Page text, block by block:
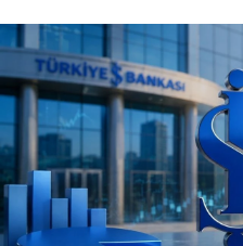
Şirket Haberleri
Borsa Gundem
BIST 100 Isı Haritası
Coin Isı Haritası